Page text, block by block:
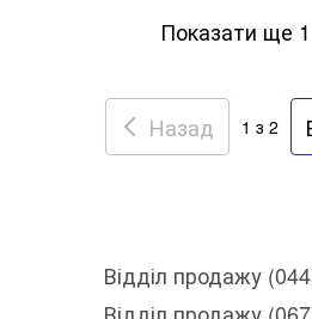
Показати ще
Назад 1 з 2
Відділ продажу